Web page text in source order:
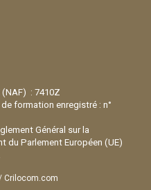
(NAF) : 7410Z
de formationenregistré : n°
Général sur la
du Parlement Européen (UE)
/ Crilocom.com